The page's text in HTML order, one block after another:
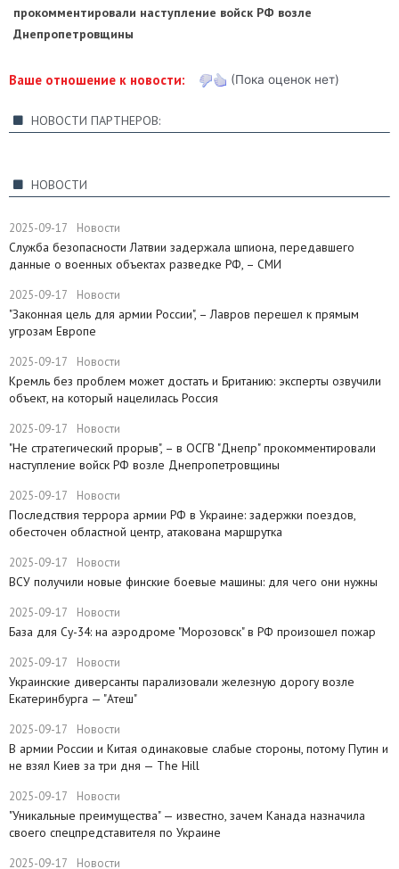
прокомментировали наступление войск РФ возле
Днепропетровщины
Ваше отношение к новости: (Пока оценок нет)
НОВОСТИ ПАРТНЕРОВ:
НОВОСТИ
2025-09-17 Новости
Служба безопасности Латвии задержала шпиона, передавшего
данные о военных объектах разведке РФ, – СМИ
2025-09-17 Новости
"Законная цель для армии России", – Лавров перешел к прямым
угрозам Европе
2025-09-17 Новости
​Кремль без проблем может достать и Британию: эксперты озвучили
объект, на который нацелилась Россия
2025-09-17 Новости
"Не стратегический прорыв", – в ОСГВ "Днепр" прокомментировали
наступление войск РФ возле Днепропетровщины
2025-09-17 Новости
Последствия террора армии РФ в Украине: задержки поездов,
обесточен областной центр, атакована маршрутка
2025-09-17 Новости
ВСУ получили новые финские боевые машины: для чего они нужны
2025-09-17 Новости
База для Су-34: на аэродроме "Морозовск" в РФ произошел пожар
2025-09-17 Новости
Украинские диверсанты парализовали железную дорогу возле
Екатеринбурга — "Атеш"
2025-09-17 Новости
​В армии России и Китая одинаковые слабые стороны, потому Путин и
не взял Киев за три дня — The Hill
2025-09-17 Новости
​"Уникальные преимущества" — известно, зачем Канада назначила
своего спецпредставителя по Украине
2025-09-17 Новости